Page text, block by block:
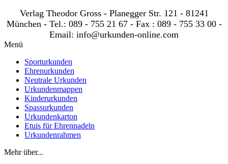
Verlag Theodor Gross - Planegger Str. 121 - 81241
München - Tel.: 089 - 755 21 67 - Fax : 089 - 755 33 00 -
Email: info@urkunden-online.com
Menü
Sporturkunden
Ehrenurkunden
Neutrale Urkunden
Urkundenmappen
Kinderurkunden
Spassurkunden
Urkundenkarton
Etuis für Ehrennadeln
Urkundenrahmen
Mehr über...